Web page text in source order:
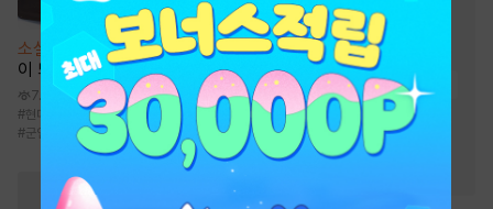
소설
인벤토리로 암시장의 거물
이 되었다.
7.7만
#현대판타지 #이능력 먼치킨 #
#군인
# 역사/시대물 #
연애/결혼
#까칠남 # 서양풍
#
능글남 #힐링물 #재회물
#
현대물 #
트라우마
재벌남
첫사랑